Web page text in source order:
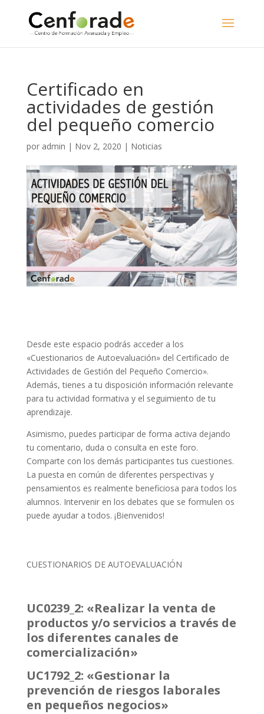
Certificado en
actividades de gestión
del pequeño comercio
por admin | Nov 2, 2020 | Noticias
Desde este espacio podrás acceder a los
«Cuestionarios de Autoevaluación» del Certificado de
Actividades de Gestión del Pequeño Comercio».
Además, tienes a tu disposición información relevante
para tu actividad formativa y el seguimiento de tu
aprendizaje.
Asimismo, puedes participar de forma activa dejando
tu comentario, duda o consulta en este foro.
Comparte con los demás participantes tus cuestiones.
La puesta en común de diferentes perspectivas y
pensamientos es realmente beneficiosa para todos los
alumnos. Intervenir en los debates que se formulen os
puede ayudar a todos. ¡Bienvenidos!
CUESTIONARIOS DE AUTOEVALUACIÓN
UC0239_2: «Realizar la venta de
productos y/o servicios a través de
los diferentes canales de
comercialización»
UC1792_2: «Gestionar la
prevención de riesgos laborales
en pequeños negocios»